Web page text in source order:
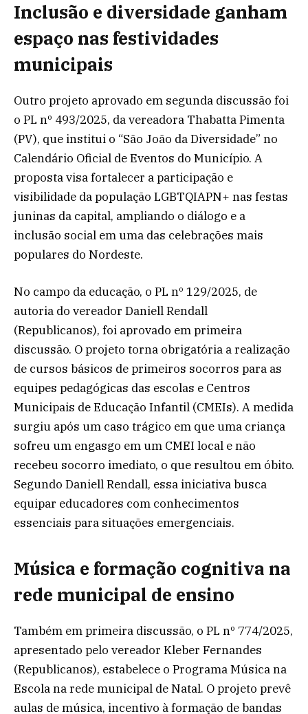
Inclusão e diversidade ganham
espaço nas festividades
municipais
Outro projeto aprovado em segunda discussão foi
o PL nº 493/2025, da vereadora Thabatta Pimenta
(PV), que institui o “São João da Diversidade” no
Calendário Oficial de Eventos do Município. A
proposta visa fortalecer a participação e
visibilidade da população LGBTQIAPN+ nas festas
juninas da capital, ampliando o diálogo e a
inclusão social em uma das celebrações mais
populares do Nordeste.
No campo da educação, o PL nº 129/2025, de
autoria do vereador Daniell Rendall
(Republicanos), foi aprovado em primeira
discussão. O projeto torna obrigatória a realização
de cursos básicos de primeiros socorros para as
equipes pedagógicas das escolas e Centros
Municipais de Educação Infantil (CMEIs). A medida
surgiu após um caso trágico em que uma criança
sofreu um engasgo em um CMEI local e não
recebeu socorro imediato, o que resultou em óbito.
Segundo Daniell Rendall, essa iniciativa busca
equipar educadores com conhecimentos
essenciais para situações emergenciais.
Música e formação cognitiva na
rede municipal de ensino
Também em primeira discussão, o PL nº 774/2025,
apresentado pelo vereador Kleber Fernandes
(Republicanos), estabelece o Programa Música na
Escola na rede municipal de Natal. O projeto prevê
aulas de música, incentivo à formação de bandas